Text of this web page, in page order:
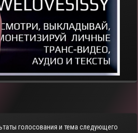
голосования и тема следующего